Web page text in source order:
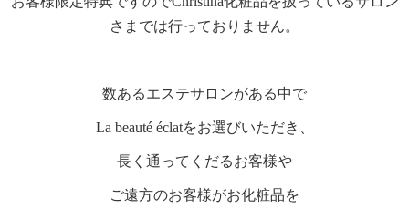
さまでは行っておりません。
数あるエステサロンがある中で
La beauté éclatをお選びいただき、
長く通ってくだるお客様や
ご遠方のお客様がお化粧品を